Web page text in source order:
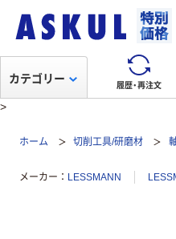
履歴・再注文
カテゴリー
>
ホーム 切削工具/研磨材
メーカー LESSMANN